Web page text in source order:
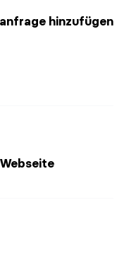
hinzufügen
Webseite